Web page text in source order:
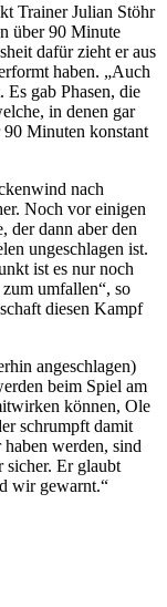
Trainer Julian Stöhr
über 90 Minute
dafür zieht er aus
haben. „Auch
gab Phasen, die
in denen gar
Minuten konstant
nach
Noch vor einigen
der dann aber den
ungeschlagen ist.
ist es nur noch
umfallen“, so
diesen Kampf
angeschlagen)
beim Spiel am
können, Ole
schrumpft damit
werden, sind
sicher. Er glaubt
wir gewarnt.“